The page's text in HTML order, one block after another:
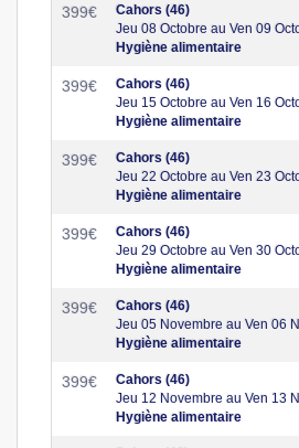
399€
Cahors (46)
Jeu 08 Octobre au Ven 09
Hygiène alimentaire
399€
Cahors (46)
Jeu 15 Octobre au Ven 16
Hygiène alimentaire
399€
Cahors (46)
Jeu 22 Octobre au Ven 23
Hygiène alimentaire
399€
Cahors (46)
Jeu 29 Octobre au Ven 30
Hygiène alimentaire
399€
Cahors (46)
Jeu 05 Novembre au Ven 06
Hygiène alimentaire
399€
Cahors (46)
Jeu 12 Novembre au Ven 13
Hygiène alimentaire